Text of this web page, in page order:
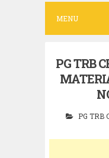
MENU
PG TRB
PG TRB